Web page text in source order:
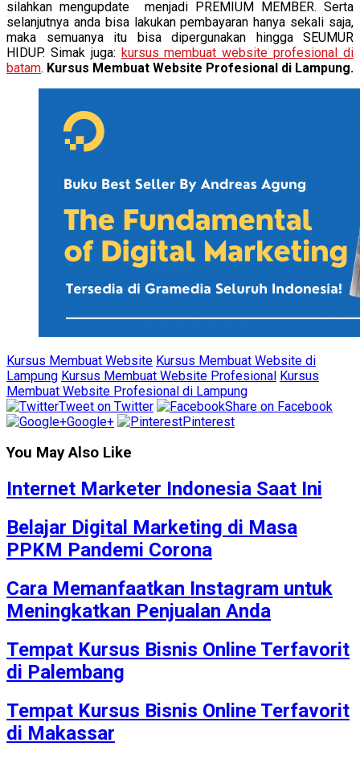
silahkan mengupdate menjadi PREMIUM MEMBER. Serta
selanjutnya anda bisa lakukan pembayaran hanya sekali saja,
maka semuanya itu bisa dipergunakan hingga SEUMUR
HIDUP. Simak juga: kursus membuat website profesional di
batam. Kursus Membuat Website Profesional di Lampung.
Kursus Membuat Website Kursus Membuat Website di
Lampung Kursus Membuat Website Profesional Kursus
Membuat Website Profesional di Lampung
Tweet on Twitter
Share on Facebook
Google+
Pinterest
You May Also Like
Internet Marketer Indonesia Saat Ini
Belajar Digital Marketing di Masa
PPKM Pandemi Corona
Cara Memanfaatkan Instagram untuk
Meningkatkan Penjualan Anda
Tempat Kursus Bisnis Online Terfavorit
di Palembang
Tempat Kursus Bisnis Online Terfavorit
di Makassar